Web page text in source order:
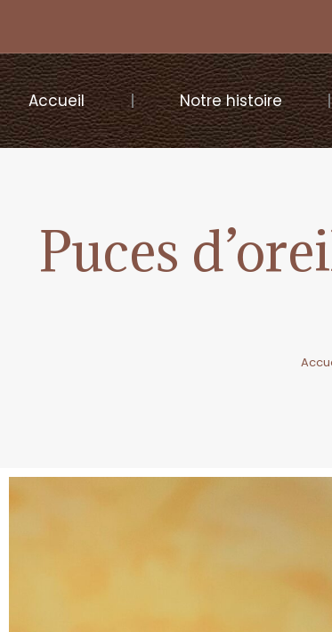
Accueil Notre histoire
Puces